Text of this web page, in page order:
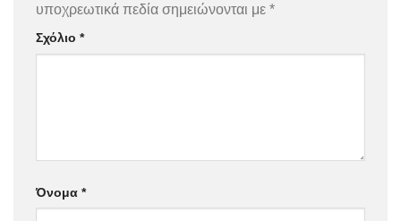
υποχρεωτικά πεδία σημειώνονται με *
Σχόλιο *
Όνομα *